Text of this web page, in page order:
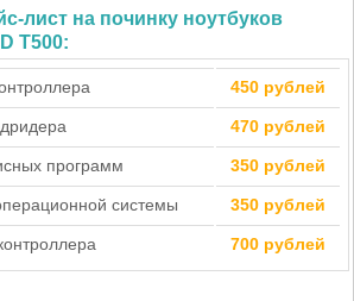
лист на починку ноутбуков
T500:
450 рублей
470 рублей
программ 350 рублей
системы 350 рублей
700 рублей